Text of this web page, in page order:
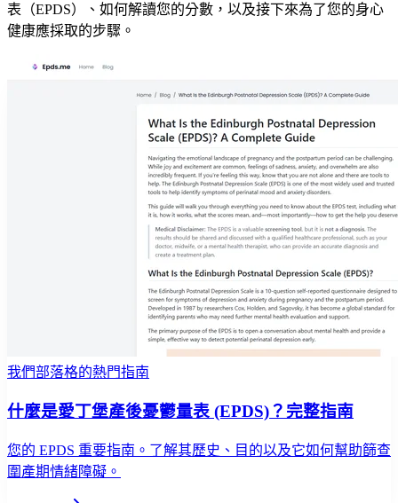
表（EPDS）、如何解讀您的分數，以及接下來為了您的身心
健康應採取的步驟。
我們部落格的熱門指南
什麼是愛丁堡產後憂鬱量表 (EPDS)？完整指南
您的 EPDS 重要指南。了解其歷史、目的以及它如何幫助篩查
圍產期情緒障礙。